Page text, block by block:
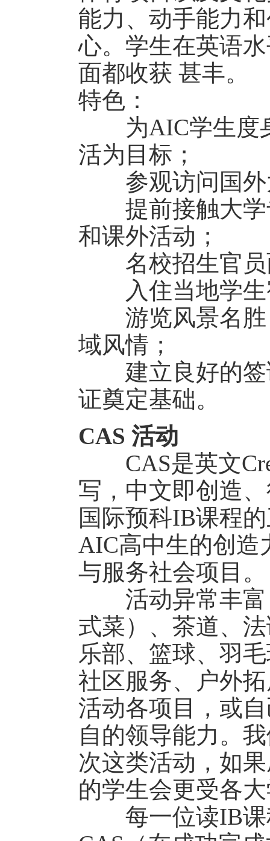
能力、动手能力
心。学生在英语
面都收获 甚丰。
特色：
为AIC学生度身
活为目标；
参观访问国外
提前接触大学
和课外活动；
名校招生官员
入住当地学生
游览风景名胜
域风情；
建立良好的签
证奠定基础。
CAS 活动
CAS是英文
写，中文即创造
国际预科IB课程
AIC高中生的创造
与服务社会项目。
活动异常丰富
式菜）、茶道、
乐部、篮球、羽
社区服务、户外
活动各项目，或
自的领导能力。
次这类活动，如
的学生会更受各
每一位读IB课